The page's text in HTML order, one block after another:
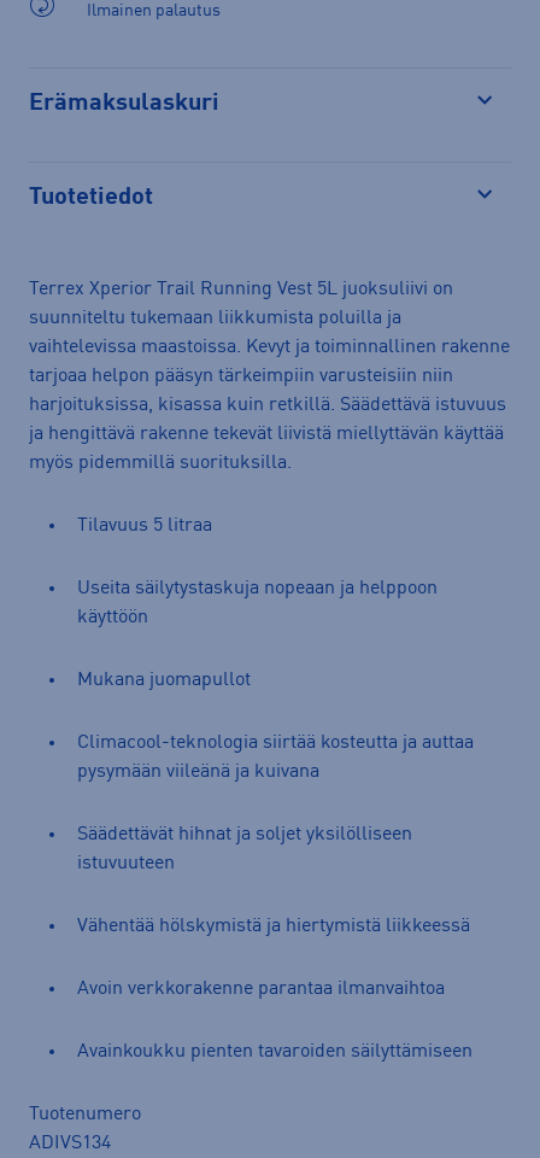
Ilmainen palautus
Erämaksulaskuri
Tuotetiedot
Terrex Xperior Trail Running Vest 5L juoksuliivi on
suunniteltu tukemaan liikkumista poluilla ja
vaihtelevissa maastoissa. Kevyt ja toiminnallinen rakenne
tarjoaa helpon pääsyn tärkeimpiin varusteisiin niin
harjoituksissa, kisassa kuin retkillä. Säädettävä istuvuus
ja hengittävä rakenne tekevät liivistä miellyttävän käyttää
myös pidemmillä suorituksilla.
Tilavuus 5 litraa
Useita säilytystaskuja nopeaan ja helppoon
käyttöön
Mukana juomapullot
Climacool-teknologia siirtää kosteutta ja auttaa
pysymään viileänä ja kuivana
Säädettävät hihnat ja soljet yksilölliseen
istuvuuteen
Vähentää hölskymistä ja hiertymistä liikkeessä
Avoin verkkorakenne parantaa ilmanvaihtoa
Avainkoukku pienten tavaroiden säilyttämiseen
Tuotenumero
ADIVS134